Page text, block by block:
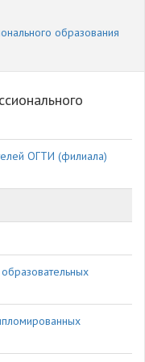
образования
ОГТИ (филиала)